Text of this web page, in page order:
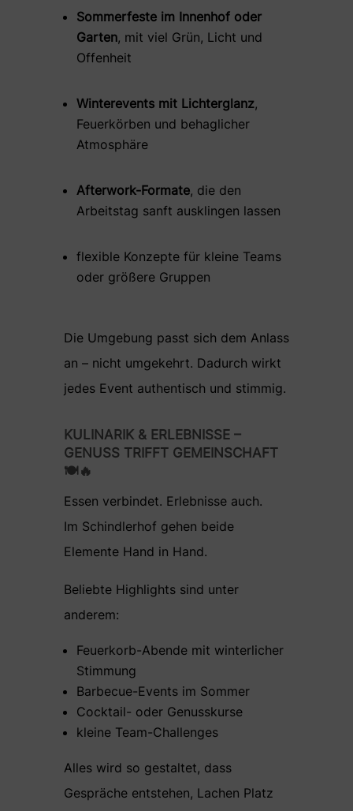
Sommerfeste im Innenhof oder
Garten, mit viel Grün, Licht und
Offenheit
Winterevents mit Lichterglanz,
Feuerkörben und behaglicher
Atmosphäre
Afterwork-Formate, die den
Arbeitstag sanft ausklingen lassen
flexible Konzepte für kleine Teams
oder größere Gruppen
Die Umgebung passt sich dem Anlass
an – nicht umgekehrt. Dadurch wirkt
jedes Event authentisch und stimmig.
KULINARIK & ERLEBNISSE –
GENUSS TRIFFT GEMEINSCHAFT
🍽️🔥
Essen verbindet. Erlebnisse auch.
Im Schindlerhof gehen beide
Elemente Hand in Hand.
Beliebte Highlights sind unter
anderem:
Feuerkorb-Abende mit winterlicher
Stimmung
Barbecue-Events im Sommer
Cocktail- oder Genusskurse
kleine Team-Challenges
Alles wird so gestaltet, dass
Gespräche entstehen, Lachen Platz